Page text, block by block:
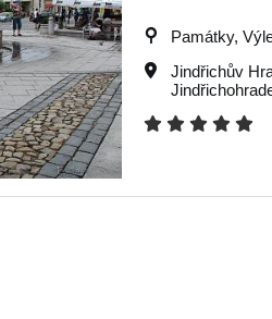
Památky,
Jindřichův